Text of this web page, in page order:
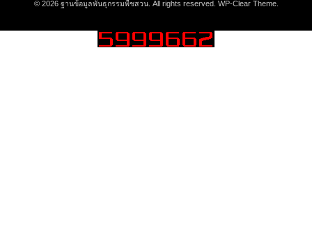
© 2026 ฐานข้อมูลพันธุกรรมพืชสวน. All rights reserved. WP-Clear Theme.